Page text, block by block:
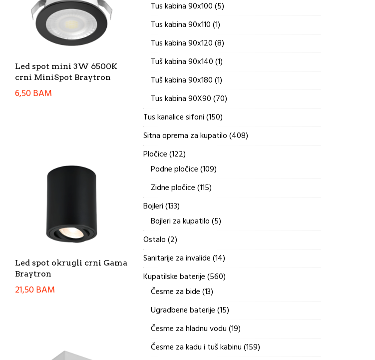
Led spot mini 3W 6500K
crni MiniSpot Braytron
6,50BAM
Led spot okrugli crni Gama
Braytron
21,50BAM
Tus kabina 90x100 55
proizvoda
Tus kabina 90x110 11
proizvod
Tus kabina 90x120 88
proizvoda
Tuš kabina 90x140 11
proizvod
Tuš kabina 90x180 11
proizvod
Tus kabina 90X90 7070
proizvoda
Tus kanalice sifoni 150150
proizvoda
Sitna oprema za kupatilo 408408
proizvoda
Pločice 122122
proizvoda
Podne pločice 109109
proizvoda
Zidne pločice 115115
proizvoda
Bojleri 133133
proizvoda
Bojleri za kupatilo 55
proizvoda
Ostalo 22
proizvoda
Sanitarije za invalide 1414
proizvoda
Kupatilske baterije 560560
Česme za bide 1313
proizvoda
Ugradbene baterije 1515
proizvoda
Česme za hladnu vodu 1919
proizvoda
Česme za kadu i tuš kabinu 159159